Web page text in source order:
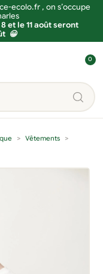
ecolo.fr , on s’occupe
et le 11 août seront
😀
o
n
0
Vêtements